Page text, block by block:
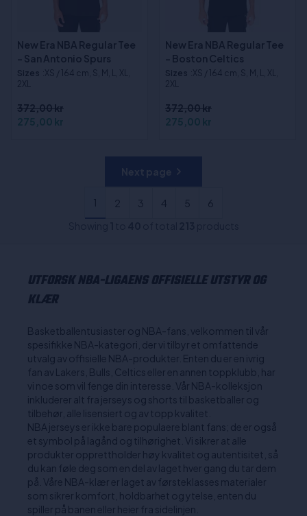
New Era NBA Regular Tee
- San Antonio Spurs
Sizes :XS / 164 cm, S, M, L, XL,
2XL
372,00 kr
275,00 kr
New Era NBA Regular Tee
- Boston Celtics
Sizes :XS / 164 cm, S, M, L, XL,
2XL
372,00 kr
275,00 kr
1 2 3 4 5
6
UTFORSK NBA-LIGAENS OFFISIELLE UTSTYR OG
KLÆR
Basketballentusiaster og NBA-fans, velkommen til vår
spesifikke NBA-kategori, der vi tilbyr et omfattende
utvalg av offisielle NBA-produkter. Enten du er en ivrig
fan av Lakers, Bulls, Celtics eller en annen toppklubb, har
vi noe som vil fenge din interesse. Vår NBA-kolleksjon
inkluderer alt fra jerseys og shorts til basketballer og
tilbehør, alle lisensiert og av topp kvalitet.
NBA jerseys er ikke bare populaere blant fans; de er også
et symbol på lagånd og tilhørighet. Vi sikrer at alle
produkter opprettholder høy kvalitet og autentisitet, så
du kan føle deg som en del av laget hver gang du tar dem
på. Våre NBA-klær er laget av førsteklasses materialer
som sikrer komfort, holdbarhet og ytelse, enten du
spiller på banen eller heier fra sidelinjen.